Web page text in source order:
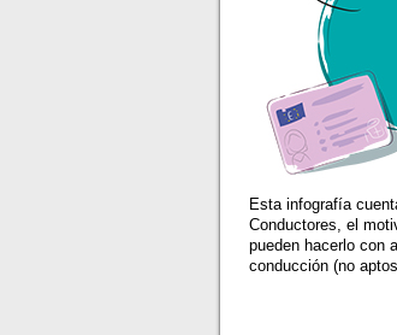
Esta infografía
Conductores, el
pueden hacerlo con
conducción (no